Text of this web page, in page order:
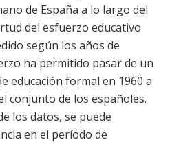
de España a lo largo del
del esfuerzo educativo
según los años de
ha permitido pasar de un
educación formal en 1960 a
conjunto de los españoles.
los datos, se puede
en el período de